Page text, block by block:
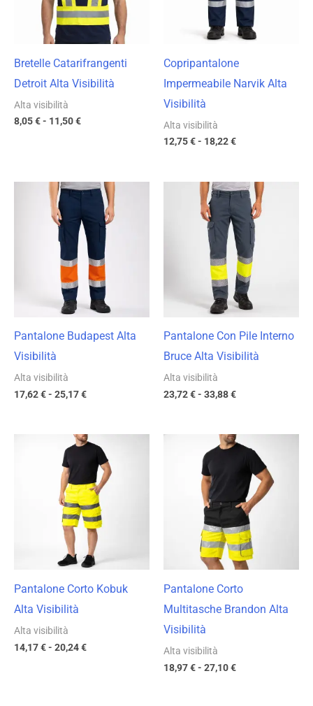
Bretelle Catarifrangenti
Detroit Alta Visibilità
Alta visibilità
8,05€- 11,50€
Copripantalone
Impermeabile Narvik Alta
Visibilità
Alta visibilità
12,75€- 18,22€
Pantalone Budapest Alta
Visibilità
Alta visibilità
17,62€- 25,17€
Fascia
prezzo:
17,62 €
a
25,17 €
Pantalone Con Pile Interno
Bruce Alta Visibilità
Alta visibilità
23,72€- 33,88€
Fascia
di
prezzo:
da
23,72 €
a
33,88 €
Pantalone Corto Kobuk
Alta Visibilità
Alta visibilità
14,17€- 20,24€
Fascia
prezzo:
da
14,17 €
a
20,24 €
Pantalone Corto
Multitasche Brandon Alta
Visibilità
Alta visibilità
18,97€- 27,10€
Fascia
prezzo:
18,97 €
a
27,10 €